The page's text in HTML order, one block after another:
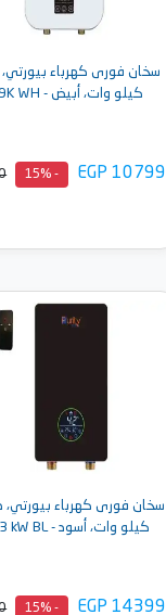
كيلو وات، أبيض - P101-9K WH
EGP 10799
- 15%
أضف إلى السلة
كيلو وات، أسود - P101 13 kW BL
EGP 14399
- 15%